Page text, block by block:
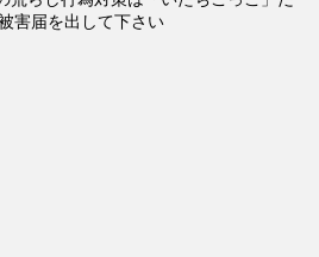
害届を出して下さい